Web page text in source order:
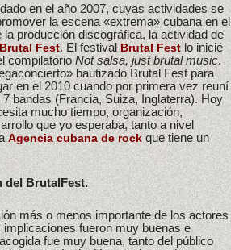
en el año 2007, cuyas actividades se
la escena «extrema» cubana en el
producción discográfica, la actividad de
Brutal Fest. El festivalBrutal Festlo inicié
compilatorioNot salsa, just brutal music.
bautizado Brutal Fest para
en el 2010 cuando por primera vez reuní
bandas (Francia, Suiza, Inglaterra). Hoy
mucho tiempo, organización,
que yo esperaba, tanto a nivel
Agencia cubana de rockque tiene un
del BrutalFest.
más o menos importante de los actores
fueron muy buenas e
fue muy buena, tanto del público